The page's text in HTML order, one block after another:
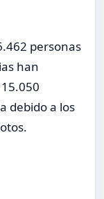
personas
han
debido a los